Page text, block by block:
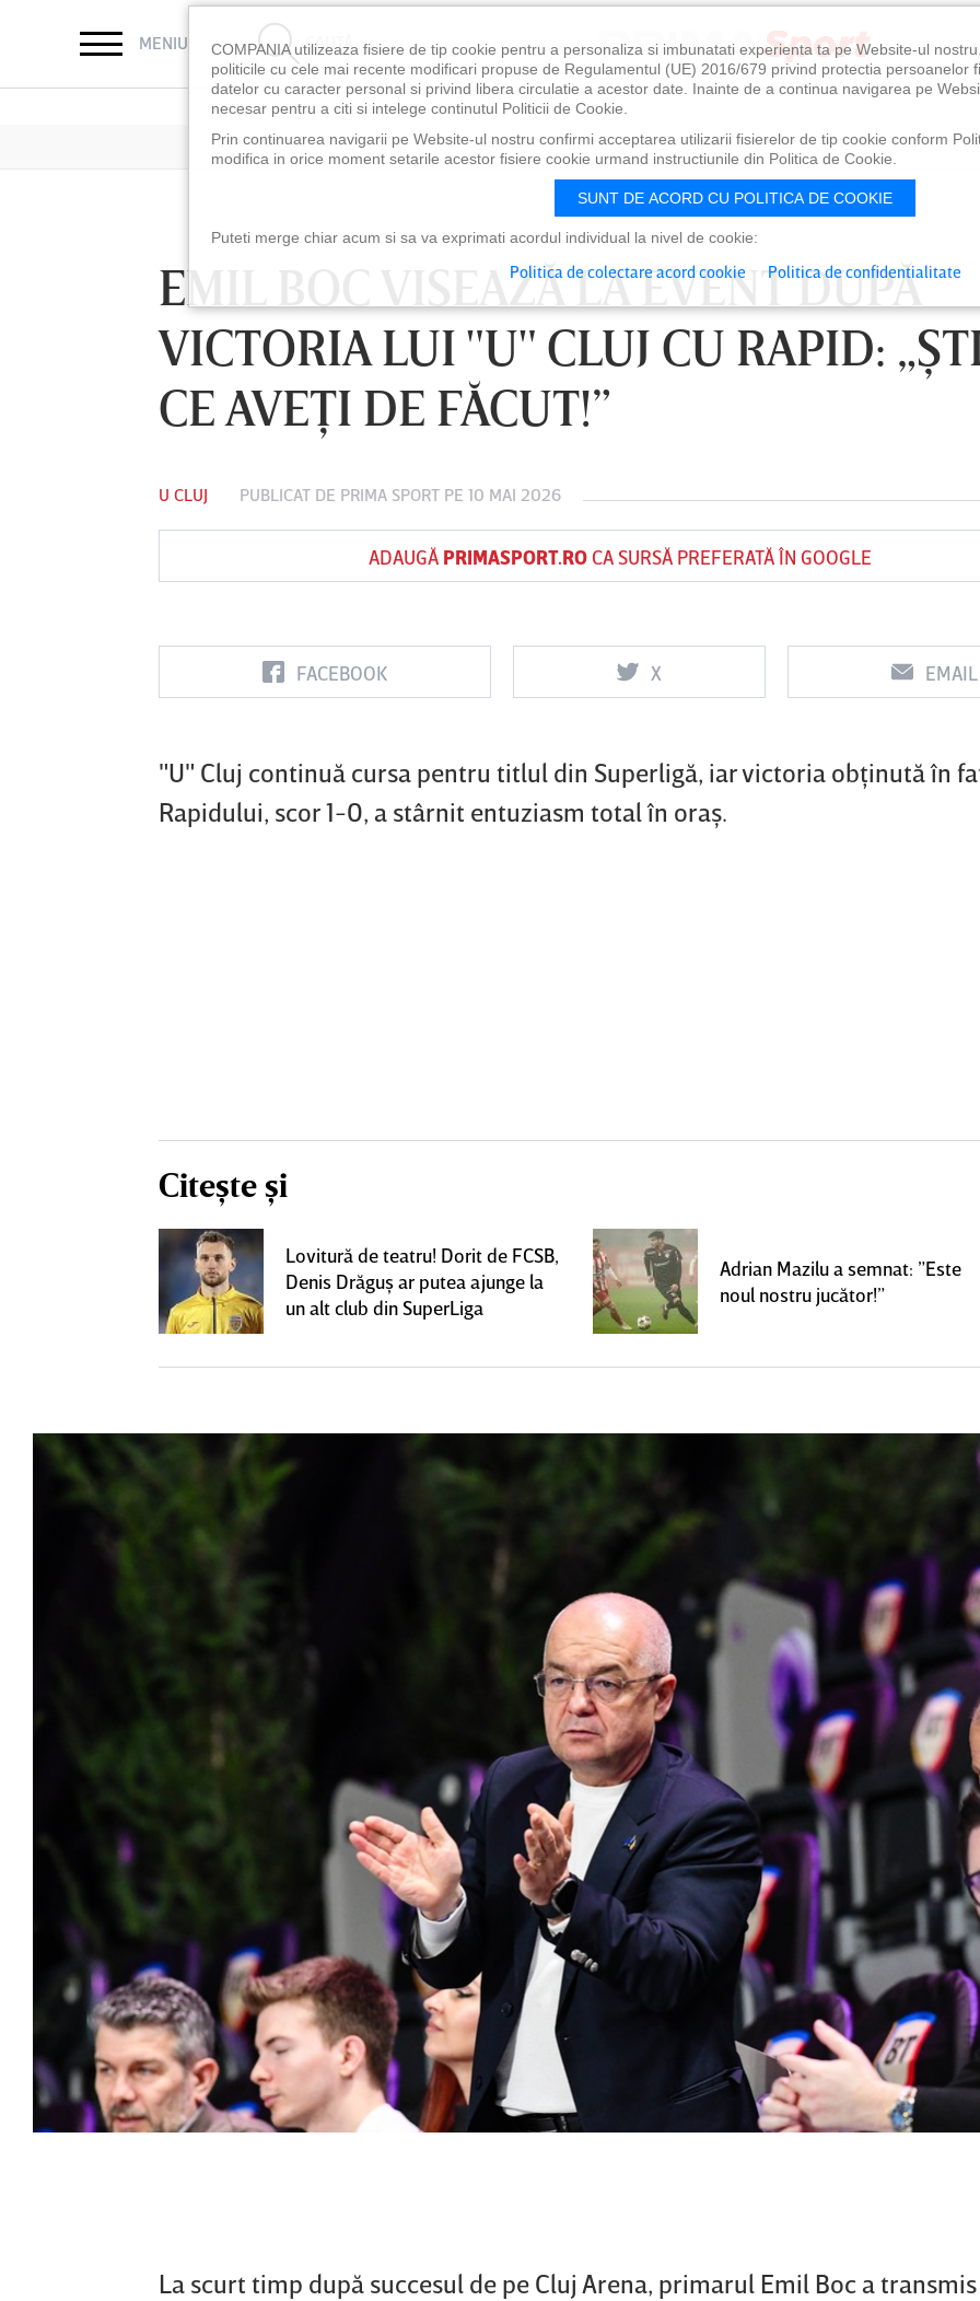
MENIU CAUTĂ
EMIL BOC VISEAZĂ LA EVENT DUPĂ
VICTORIA LUI "U" CLUJ CU RAPID:
CE AVEŢI DE FĂCUT!”
U CLUJ PUBLICAT DE PRIMA SPORT PE 10 MAI 2026
ADAUGĂ PRIMASPORT.ROCA SURSĂ PREFERATĂ ÎN GOOGLE
FACEBOOK X EMAIL
"U" Cluj continuă cursa pentru titlul din Superligă, iar victoria obţinută în
Rapidului, scor 1-0, a stârnit entuziasm total în oraş.
Citește și
Lovitură de teatru! Dorit de FCSB,
Denis Drăguş ar putea ajunge la
un alt club din SuperLiga
Adrian Mazilu a semnat: ”Este
noul nostru jucător!”
La scurt timp după succesul de pe Cluj Arena, primarul Emil Boc a
FC Botoşani
Vs
Corvinul
Hunedoara
Sepsi OSK Sf
Vs
FCSB UTA Arad
0
Vs
Rapid
0
COMPANIA utilizeaza fisiere de tip cookie pentru a personaliza si imbunatati experienta ta pe Website-ul
politicile cu cele mai recente modificari propuse de Regulamentul (UE) 2016/679 privind protectia persoanelor
datelor cu caracter personal si privind libera circulatie a acestor date. Inainte de a continua navigarea pe
necesar pentru a citi si intelege continutul Politicii de Cookie.
Prin continuarea navigarii pe Website-ul nostru confirmi acceptarea utilizarii fisierelor de tip cookie conform
modifica in orice moment setarile acestor fisiere cookie urmand instructiunile din Politica de Cookie.
SUNT DE ACORD CU POLITICA DE COOKIE
Puteti merge chiar acum si sa va exprimati acordul individual la nivel de cookie:
Politica de colectare acord cookie Politica de confidentialitate